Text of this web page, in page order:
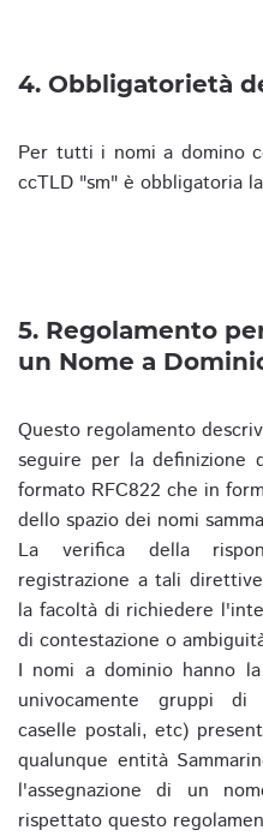
4. Obbligatorietà
Per tutti i nomi a domino
ccTLD "sm" è obbligatoria
5. Regolamento
un Nome a
Questo regolamento
seguire per la definizione
formato RFC822 che in
dello spazio dei nomi
La verifica della
registrazione a tali
la facoltà di richiedere
di contestazione o
I nomi a dominio hanno
univocamente gruppi di
caselle postali, etc)
qualunque entità
l'assegnazione di un
rispettato questo